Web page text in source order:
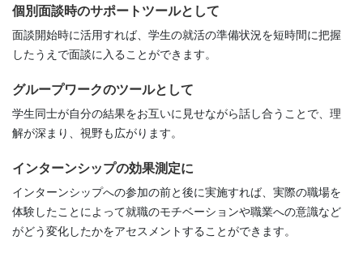
個別面談時のサポートツールとして
面談開始時に活用すれば、学生の就活の準備状況を短時間に把握
したうえで面談に入ることができます。
グループワークのツールとして
学生同士が自分の結果をお互いに見せながら話し合うことで、理
解が深まり、視野も広がります。
インターンシップの効果測定に
インターンシップへの参加の前と後に実施すれば、実際の職場を
体験したことによって就職のモチベーションや職業への意識など
がどう変化したかをアセスメントすることができます。